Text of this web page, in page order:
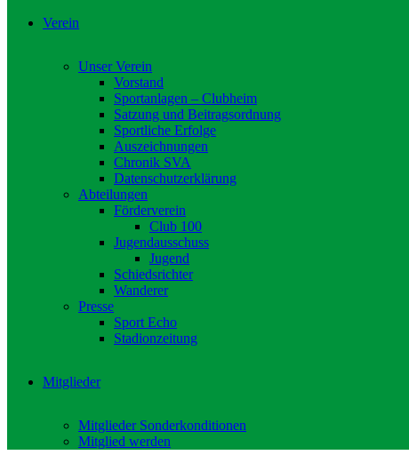
Verein
Unser Verein
Vorstand
Sportanlagen – Clubheim
Satzung und Beitragsordnung
Sportliche Erfolge
Auszeichnungen
Chronik SVA
Datenschutzerklärung
Abteilungen
Förderverein
Club 100
Jugendausschuss
Jugend
Schiedsrichter
Wanderer
Presse
Sport Echo
Stadionzeitung
Mitglieder
Mitglieder Sonderkonditionen
Mitglied werden